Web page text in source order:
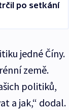
po setkání
jedné Číny.
země.
politiků,
a jak,“ dodal.